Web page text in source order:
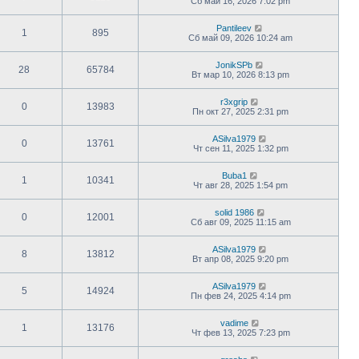
1 895
Pantileev
Сб май 09, 2026 10:24 am
28 65784
JonikSPb
Вт мар 10, 2026 8:13 pm
0 13983
r3xgrip
Пн окт 27, 2025 2:31 pm
0 13761
ASilva1979
Чт сен 11, 2025 1:32 pm
1 10341
Buba1
Чт авг 28, 2025 1:54 pm
0 12001
solid 1986
Сб авг 09, 2025 11:15 am
8 13812
ASilva1979
Вт апр 08, 2025 9:20 pm
5 14924
ASilva1979
Пн фев 24, 2025 4:14 pm
1 13176
vadime
Чт фев 13, 2025 7:23 pm